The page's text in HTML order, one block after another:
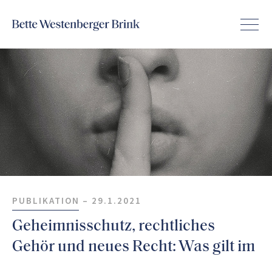
PUBLIKATION – 29.1.2021
Geheimnisschutz, rechtliches
Gehör und neues Recht: Was gilt im